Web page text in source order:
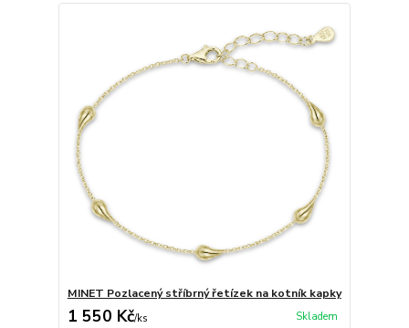
MINET Pozlacený stříbrný řetízek na kotník kapky
1 550 Kč/ks Skladem